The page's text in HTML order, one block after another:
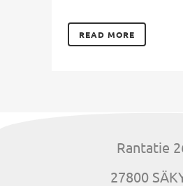
READ MORE
Rantatie
27800